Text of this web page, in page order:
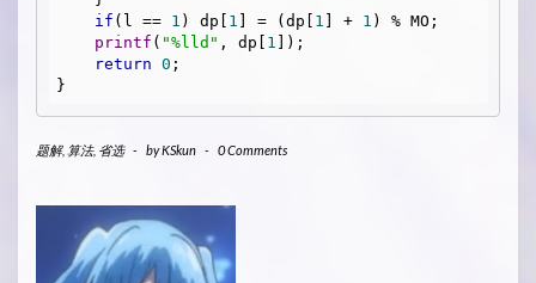
if (l == 1 ) dp[ 1 ] = (dp[ 1 ] + 1 ) % MO;
printf ( "%lld" , dp[ 1
]);
return 0 ;
题解, 算法, 省选 - byKSkun - 0 Comments